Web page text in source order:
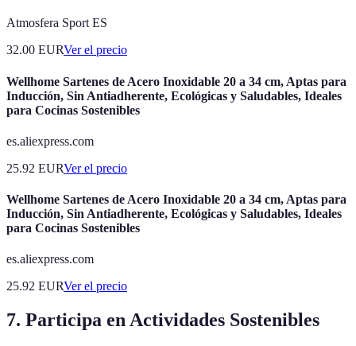
Atmosfera Sport ES
32.00 EURVer el precio
Wellhome Sartenes de Acero Inoxidable 20 a 34 cm, Aptas para
Inducción, Sin Antiadherente, Ecológicas y Saludables, Ideales
para Cocinas Sostenibles
es.aliexpress.com
25.92 EURVer el precio
Wellhome Sartenes de Acero Inoxidable 20 a 34 cm, Aptas para
Inducción, Sin Antiadherente, Ecológicas y Saludables, Ideales
para Cocinas Sostenibles
es.aliexpress.com
25.92 EURVer el precio
7. Participa en Actividades Sostenibles